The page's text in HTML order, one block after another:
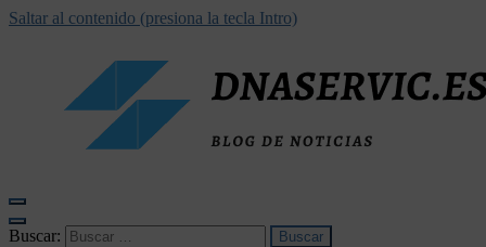
Saltar al contenido (presiona la tecla Intro)
Buscar: